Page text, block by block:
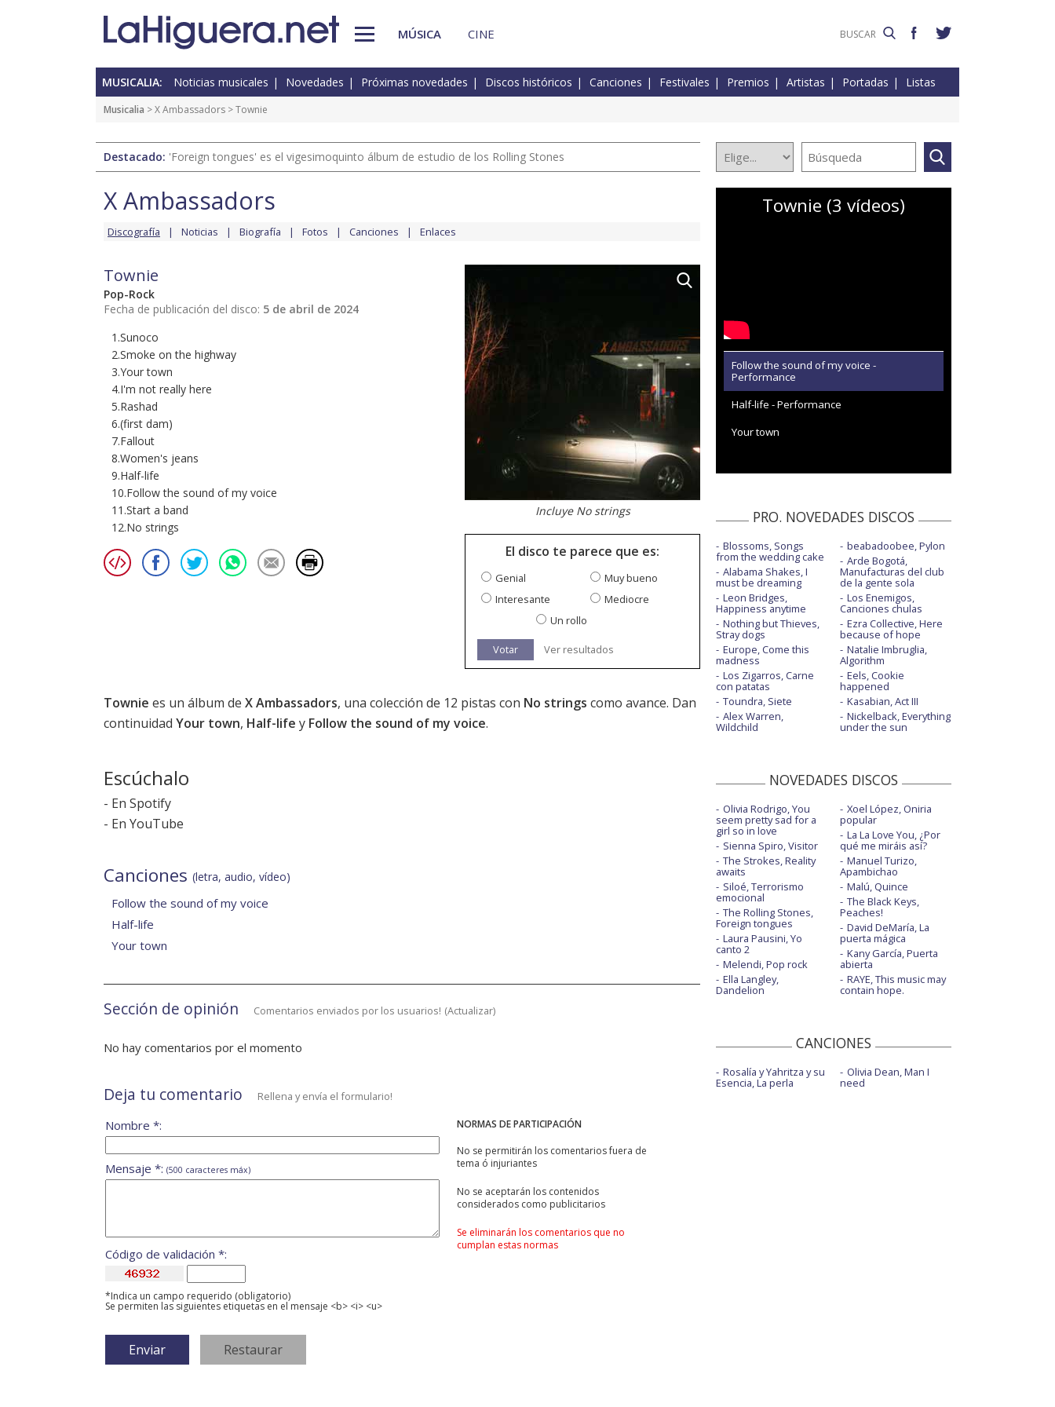
MÚSICA CINE
MUSICALIA: Noticias musicales Novedades Próximas novedades Discos históricos Canciones Festivales Premios Artistas Portadas Listas
Musicalia >X Ambassadors > Townie
Destacado: 'Foreign tongues' es el vigesimoquinto álbum de estudio de los Rolling Stones
X Ambassadors
Discografía Noticias Biografía Fotos Canciones Enlaces
Townie
Pop-Rock
Fecha de publicación del disco: 5 de abril de 2024
1.Sunoco
2.Smoke on the highway
3.Your town
4.I'm not really here
5.Rashad
6.(first dam)
7.Fallout
8.Women's jeans
9.Half-life
10.Follow the sound of my voice
11.Start a band
12.No strings
Incluye No strings
El disco te parece que es:
Genial
Muy bueno
Interesante
Mediocre
Un rollo
Votar Ver resultados
Townie es un álbum de X Ambassadors, una colección de 12 pistas con No strings como avance. Dan
continuidad Your town, Half-life y Follow the sound of my voice.
Escúchalo
- En Spotify
- En YouTube
Canciones (letra, audio, vídeo)
Follow the sound of my voice
Half-life
Your town
Sección de opinión Comentarios enviados por los usuarios! (Actualizar)
No hay comentarios por el momento
Deja tu comentario Rellena y envía el formulario!
NORMAS DE PARTICIPACIÓN
No se permitirán los comentarios fuera de
tema ó injuriantes
No se aceptarán los contenidos
considerados como publicitarios
Se eliminarán los comentarios que no
cumplan estas normas
Nombre *:
Mensaje *: (500 caracteres máx)
Código de validación *:
*Indica un campo requerido (obligatorio)
Se permiten las siguientes etiquetas en el mensaje <b> <i> <u>
Townie (3 vídeos)
Follow the sound of my voice -
Performance
Half-life - Performance
Your town
PRO. NOVEDADES DISCOS
Blossoms, Songs
from the wedding cake
Alabama Shakes, I
must be dreaming
Leon Bridges,
Happiness anytime
Nothing but Thieves,
Stray dogs
Europe, Come this
madness
Los Zigarros, Carne
con patatas
Toundra, Siete
Alex Warren,
Wildchild
beabadoobee, Pylon
Arde Bogotá,
Manufacturas del club
de la gente sola
Los Enemigos,
Canciones chulas
Ezra Collective, Here
because of hope
Natalie Imbruglia,
Algorithm
Eels, Cookie
happened
Kasabian, Act III
Nickelback, Everything
under the sun
NOVEDADES DISCOS
Olivia Rodrigo, You
seem pretty sad for a
girl so in love
Sienna Spiro, Visitor
The Strokes, Reality
awaits
Siloé, Terrorismo
emocional
The Rolling Stones,
Foreign tongues
Laura Pausini, Yo
canto 2
Melendi, Pop rock
Ella Langley,
Dandelion
Xoel López, Oniria
popular
La La Love You, ¿Por
qué me miráis así?
Manuel Turizo,
Apambichao
Malú, Quince
The Black Keys,
Peaches!
David DeMaría, La
puerta mágica
Kany García, Puerta
abierta
RAYE, This music may
contain hope.
CANCIONES
Rosalía y Yahritza y su
Esencia, La perla
Olivia Dean, Man I
need